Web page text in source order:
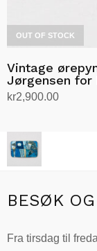
OUT OF STOCK
Vintage
Jørgensen for
kr2,900.00
BESØK
Fra tirsdag til